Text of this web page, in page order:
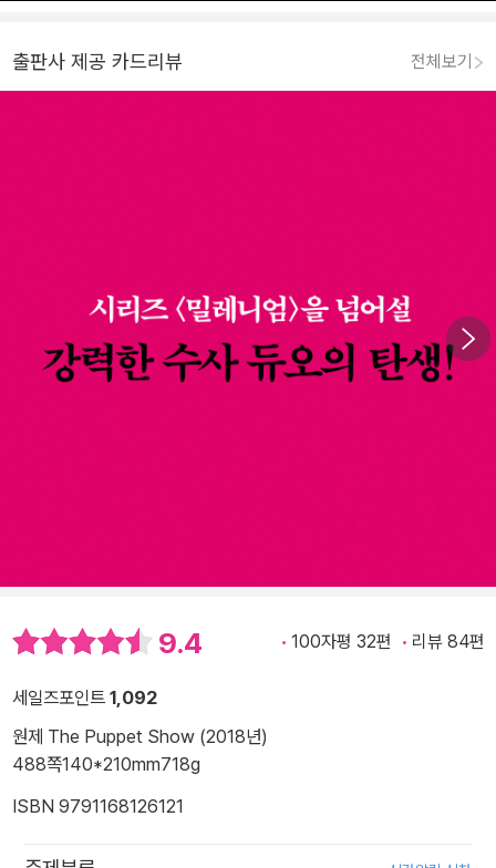
출판사 제공 카드리뷰 전체보기
9.4 100자평 32편 리뷰 84편
세일즈포인트 1,092
원제 The Puppet Show (2018년)
488쪽140*210mm718g
ISBN 9791168126121